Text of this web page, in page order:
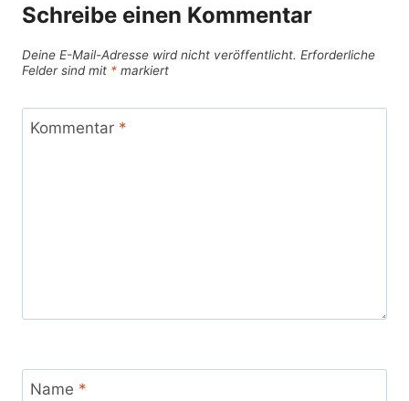
Schreibe einen Kommentar
Deine E-Mail-Adresse wird nicht veröffentlicht. Erforderliche
Felder sind mit * markiert
Kommentar *
Name *